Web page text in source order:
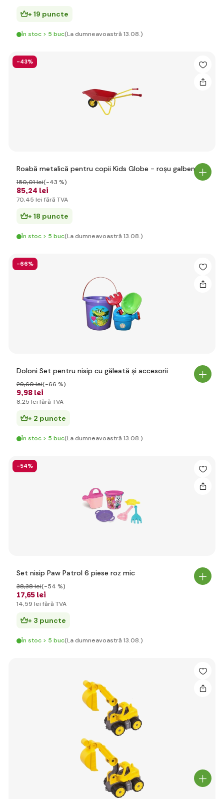
+ 19 puncte
În stoc > 5 buc(La dumneavoastră 13.08.)
-43%
Roabă metalică pentru copii Kids Globe - roșu galben
85,24 lei
150,01 lei(-43 %)
70,45 lei fără TVA
+ 18 puncte
În stoc > 5 buc(La dumneavoastră 13.08.)
-66%
Doloni Set pentru nisip cu găleată și accesorii
9,98 lei
29,60 lei(-66 %)
8,25 lei fără TVA
+ 2 puncte
În stoc > 5 buc(La dumneavoastră 13.08.)
-54%
Set nisip Paw Patrol 6 piese roz mic
17,65 lei
38,38 lei(-54 %)
14,59 lei fără TVA
+ 3 puncte
În stoc > 5 buc(La dumneavoastră 13.08.)